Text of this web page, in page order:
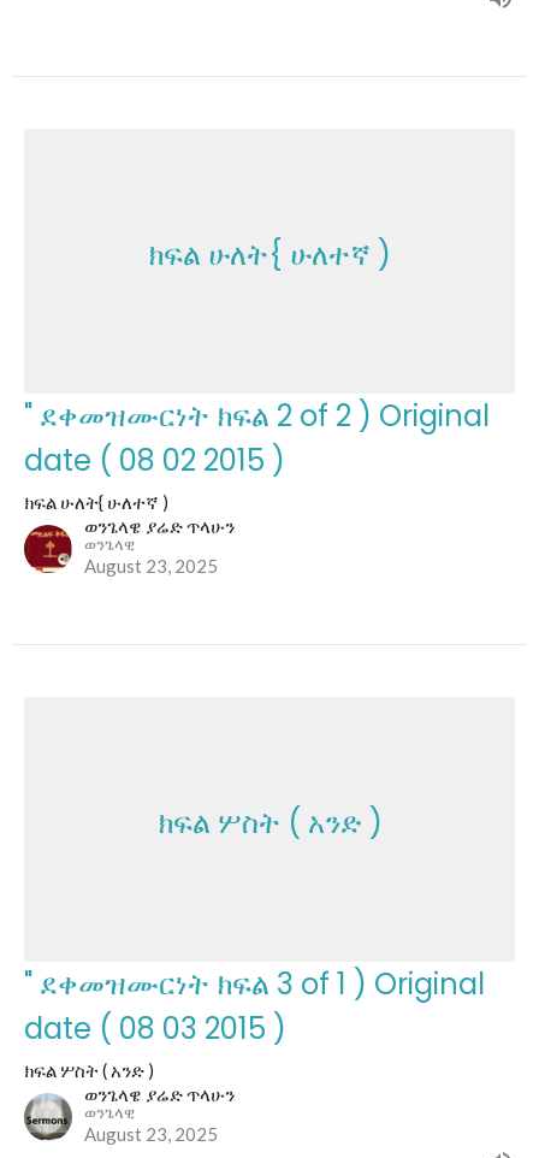
ክፍል ሁለት{ ሁለተኛ )
" ደቀመዝሙርነት ክፍል 2 of 2 ) Original
date ( 08 02 2015 )
ክፍል ሁለት{ ሁለተኛ )
ወንጌላዌ ያሬድ ጥላሁን
ወንጌላዊ
August 23, 2025
ክፍል ሦስት ( አንድ )
" ደቀመዝሙርነት ክፍል 3 of 1 ) Original
date ( 08 03 2015 )
ክፍል ሦስት ( አንድ )
ወንጌላዌ ያሬድ ጥላሁን
ወንጌላዊ
August 23, 2025